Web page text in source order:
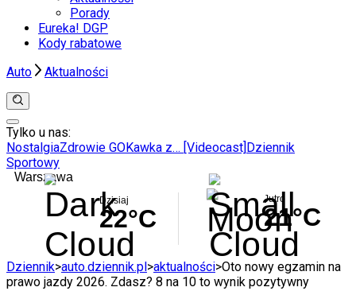
Porady
Eureka! DGP
Kody rabatowe
Auto
Aktualności
Anuluj
Wiadomości
Świat
Polityka
Nauka
Ciekawostki
Gospodarka
Aktualności
Emerytury
Finanse
Tylko u nas:
NostalgiaZdrowie GOKawka z… [Videocast] Dziennik
Sportowy
Warszawa
Dzisiaj
22°C
Jutro
21°C
Dziennik>auto.dziennik.pl >aktualności>Oto nowy egzamin na
prawo jazdy 2026. Zdasz? 8 na 10 to wynik pozytywny